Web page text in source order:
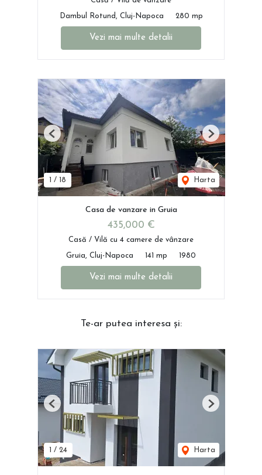
Dambul Rotund, Cluj-Napoca 280 mp
Vezi mai multe detalii
/ 18 Harta
Previous Next
Casa de vanzare in Gruia
435,000 €
Casă / Vilă cu 4 camere de vânzare
Gruia, Cluj-Napoca 141 mp 1980
Vezi mai multe detalii
Te-ar putea interesa și:
/ 24 Harta
Previous Next